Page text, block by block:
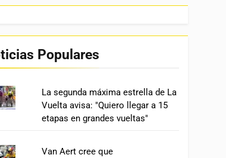
Populares
La segunda máxima estrella de La
Vuelta avisa: "Quiero llegar a 15
etapas en grandes vueltas"
Van Aert cree que